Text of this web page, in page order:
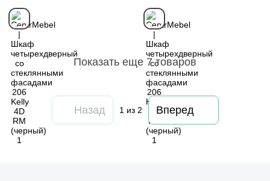
Показать еще 7 товаров
Назад 1 из 2 Вперед